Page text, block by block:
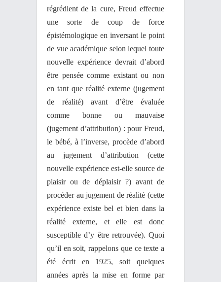
régrédient de la cure, Freud effectue
une sorte de coup de force
épistémologique en inversant le point
de vue académique selon lequel toute
nouvelle expérience devrait d’abord
être pensée comme existant ou non
en tant que réalité externe (jugement
de réalité) avant d’être évaluée
comme bonne ou mauvaise
(jugement d’attribution) : pour Freud,
le bébé, à l’inverse, procède d’abord
au jugement d’attribution (cette
nouvelle expérience est-elle source de
plaisir ou de déplaisir ?) avant de
procéder au jugement de réalité (cette
expérience existe bel et bien dans la
réalité externe, et elle est donc
susceptible d’y être retrouvée). Quoi
qu’il en soit, rappelons que ce texte a
été écrit en 1925, soit quelques
années après la mise en forme par